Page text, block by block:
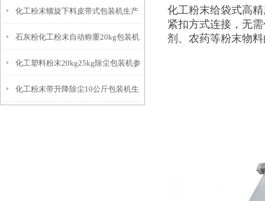
化工粉末螺旋下料皮带式包装机生产
厂家
石灰粉化工粉末自动称重20kg包装机
厂家
化工塑料粉末20kg25kg除尘包装机参
数
化工粉末带升降除尘10公斤包装机生
化工粉末给袋式高
紧扣方式连接，无
剂、农药等粉末物